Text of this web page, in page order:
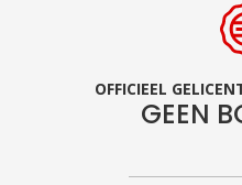
OFFICIEEL
GEEN